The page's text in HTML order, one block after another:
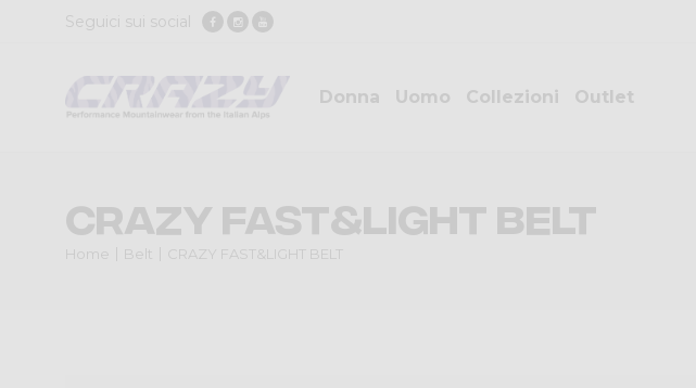
Seguici sui social
Donna Uomo Collezioni Outlet
CRAZY FAST&LIGHT BELT
Home Belt CRAZY FAST&LIGHT BELT